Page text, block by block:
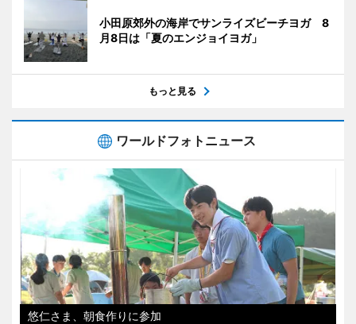
小田原郊外の海岸でサンライズビーチヨガ 8
月8日は「夏のエンジョイヨガ」
もっと見る
ワールドフォトニュース
悠仁さま、朝食作りに参加